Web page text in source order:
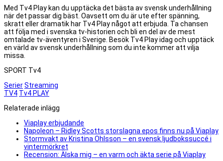
Med Tv4 Play kan du upptäcka det bästa av svensk underhållning
när det passar dig bäst. Oavsett om du är ute efter spänning,
skratt eller dramatik har Tv4 Play något att erbjuda. Ta chansen
att följa med i svenska tv-historien och bli en del av de mest
omtalade tv-äventyren i Sverige. Besök Tv4 Play idag och upptäck
en värld av svensk underhållning som du inte kommer att vilja
missa.
SPORT Tv4
SerierStreaming
TV4 Tv4 PLAY
Relaterade inlägg
Viaplay erbjudande
Napoleon – Ridley Scotts storslagna epos finns nu på Viaplay
Stormvakt av Kristina Ohlsson – en svensk ljudbokssuccé i
vintermörkret
Recension: Älska mig – en varm och äkta serie på Viaplay